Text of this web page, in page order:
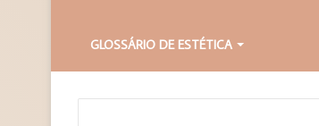
GLOSSÁRIO DE ESTÉTICA